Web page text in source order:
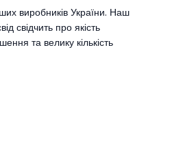
виробників України. Наш
свідчить про якість
та велику кількість